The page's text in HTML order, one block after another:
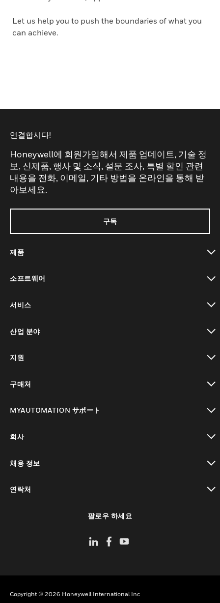
Let us help you to push the boundaries of what you
can achieve.
연결합시다!
Honeywell에 회원가입해서 제품 업데이트, 기술 정
보, 신제품, 행사 및 소식, 설문 조사, 특별 할인 관련
내용을 전화, 이메일, 기타 방법을 온라인을 통해 받
아보세요.
구독
제품
소프트웨어
서비스
산업 분야
지원
구매처
MYAUTOMATION サポート
회사
채용 정보
연락처
팔로우 하세요
Copyright © 2026 Honeywell International Inc